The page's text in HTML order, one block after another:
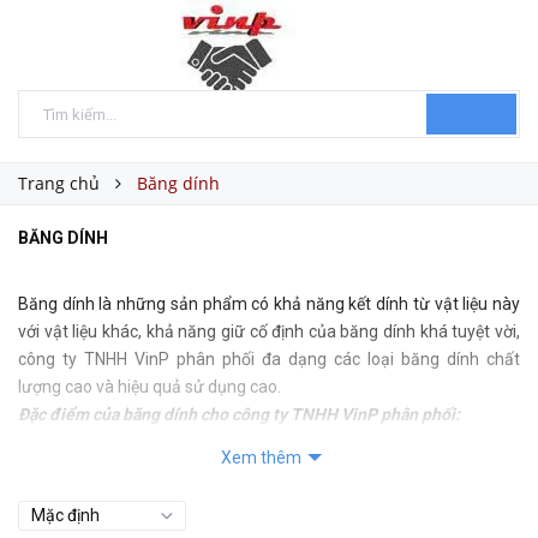
Trang chủ Băng dính
BĂNG DÍNH
Băng dính là những sản phẩm có khả năng kết dính từ vật liệu này
với vật liệu khác, khả năng giữ cố định của băng dính khá tuyệt vời,
công ty TNHH VinP phân phối đa dạng các loại băng dính chất
lượng cao và hiệu quả sử dụng cao.
Đặc điểm của băng dính cho công ty TNHH VinP phân phối:
những sản phẩm được sản xuất bởi thương hiệu nổi tiếng đó là
Các loại băng dính có những tính năng như:
Xem thêm